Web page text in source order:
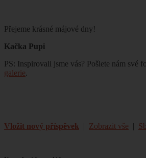
Přejeme krásné májové dny!
Kačka Pupi
PS: Inspirovali jsme vás? Pošlete nám své
galerie.
Vložit nový příspěvek | Zobrazit vše |